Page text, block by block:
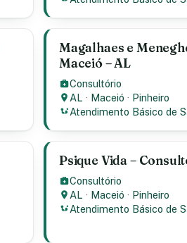
Magalhaes e
Maceió – AL
Consultório
AL · Maceió · Pinheiro
Atendimento Básico de
Psique Vida –
Consultório
AL · Maceió · Pinheiro
Atendimento Básico de